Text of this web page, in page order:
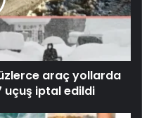
araç yollarda
uçuş iptal edildi